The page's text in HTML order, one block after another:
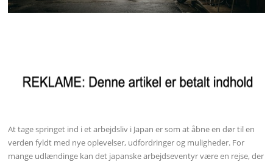
At tage springet ind i et arbejdsliv i Japan er som at åbne en dør til en
verden fyldt med nye oplevelser, udfordringer og muligheder. For
mange udlændinge kan det japanske arbejdseventyr være en rejse, der